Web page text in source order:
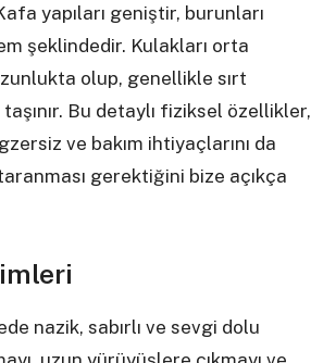
yapıları geniştir, burunları
şeklindedir. Kulakları orta
olup, genellikle sırt
Bu detaylı fiziksel özellikler,
ve bakım ihtiyaçlarını da
gerektiğini bize açıkça
nazik, sabırlı ve sevgi dolu